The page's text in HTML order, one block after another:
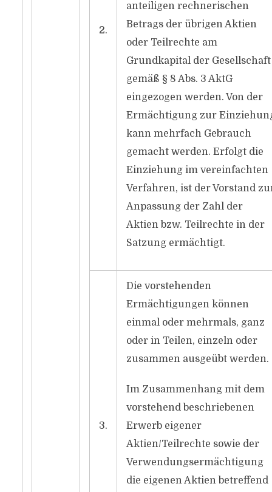
2.
anteiligen rechnerischen
Betrags der übrigen Aktien
oder Teilrechte am
Grundkapital der Gesellschaft
gemäß § 8 Abs. 3 AktG
eingezogen werden. Von der
Ermächtigung zur
kann mehrfach Gebrauch
gemacht werden. Erfolgt die
Einziehung im vereinfachten
Verfahren, ist der Vorstand
Anpassung der Zahl der
Aktien bzw. Teilrechte in der
Satzung ermächtigt.
3.
Die vorstehenden
Ermächtigungen können
einmal oder mehrmals, ganz
oder in Teilen, einzeln oder
zusammen ausgeübt werden.
Im Zusammenhang mit dem
vorstehend beschriebenen
Erwerb eigener
Aktien/Teilrechte sowie der
Verwendungsermächtigung
die eigenen Aktien betreffend